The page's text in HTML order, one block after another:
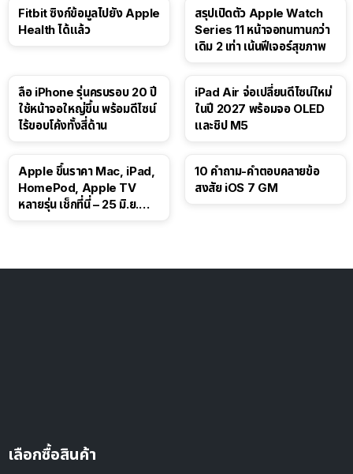
Fitbit ซิงก์ข้อมูลไปยัง Apple
Health ได้แล้ว
สรุปเปิดตัว Apple Watch
Series 11 หน้าจอทนทานกว่า
เดิม 2 เท่า เน้นฟีเจอร์สุขภาพ
ลือ iPhone รุ่นครบรอบ 20 ปี
ใช้หน้าจอใหญ่ขึ้น พร้อมดีไซน์
ไร้ขอบโค้งทั้งสี่ด้าน
iPad Air จ่อเปลี่ยนดีไซน์ใหม่
ในปี 2027 พร้อมจอ OLED
และชิป M5
Apple ขึ้นราคา Mac, iPad,
HomePod, Apple TV
หลายรุ่น เช็กที่นี่ – 25 มิ.ย.
10 คำถาม-คำตอบคลายข้อ
สงสัย iOS 7 GM
เลือกซื้อสินค้า